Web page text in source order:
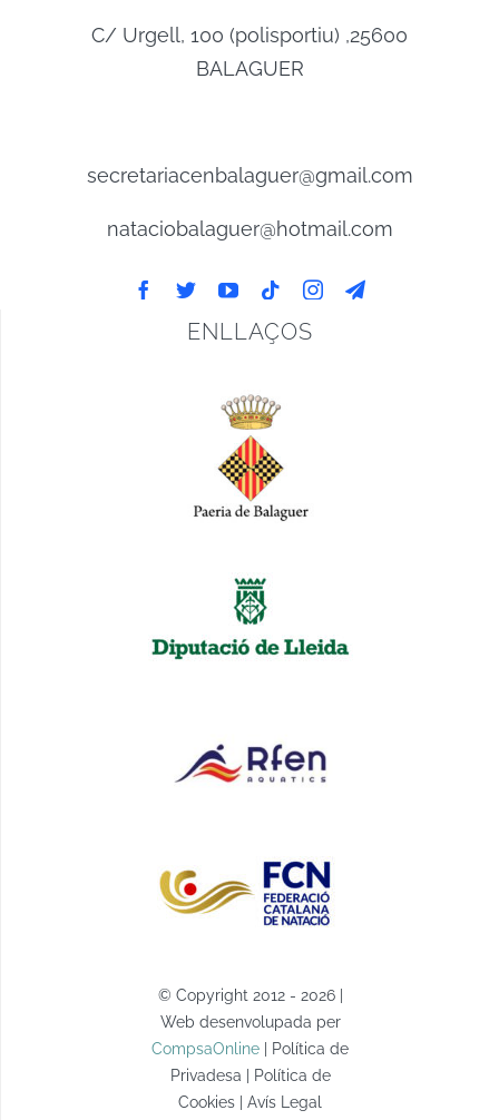
C/ Urgell, 100 (polisportiu) ,25600
BALAGUER
secretariacenbalaguer@gmail.com
nataciobalaguer@hotmail.com
ENLLAÇOS
© Copyright 2012 - 2026 |
Web desenvolupada per
CompsaOnline | Política de
Privadesa | Política de
Cookies | Avís Legal